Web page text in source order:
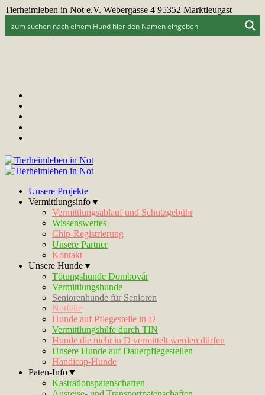
Tierheimleben in Not e.V. Webergasse 4 95352 Marktleugast
Unsere Projekte
Vermittlungsinfo▼
Vermittlungsablauf und Schutzgebühr
Wissenswertes
Chip-Registrierung
Unsere Partner
Kontakt
Unsere Hunde▼
Tötungshunde Dombovár
Vermittlungshunde
Seniorenhunde für Senioren
Notfelle
Hunde auf Pflegestelle in D
Vermittlungshilfe durch TIN
Hunde die nicht in D vermittelt werden dürfen
Unsere Hunde auf Dauerpflegestellen
Handicap-Hunde
Paten-Info▼
Kastrationspatenschaften